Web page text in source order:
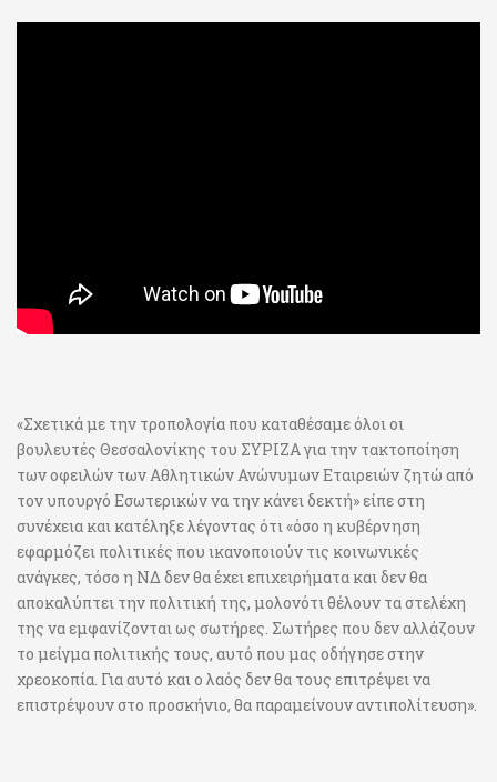
«Σχετικά με την τροπολογία που καταθέσαμε όλοι οι
βουλευτές Θεσσαλονίκης του ΣΥΡΙΖΑ για την τακτοποίηση
των οφειλών των Αθλητικών Ανώνυμων Εταιρειών ζητώ από
τον υπουργό Εσωτερικών να την κάνει δεκτή» είπε στη
συνέχεια και κατέληξε λέγοντας ότι «όσο η κυβέρνηση
εφαρμόζει πολιτικές που ικανοποιούν τις κοινωνικές
ανάγκες, τόσο η ΝΔ δεν θα έχει επιχειρήματα και δεν θα
αποκαλύπτει την πολιτική της, μολονότι θέλουν τα στελέχη
της να εμφανίζονται ως σωτήρες. Σωτήρες που δεν αλλάζουν
το μείγμα πολιτικής τους, αυτό που μας οδήγησε στην
χρεοκοπία. Για αυτό και ο λαός δεν θα τους επιτρέψει να
επιστρέψουν στο προσκήνιο, θα παραμείνουν αντιπολίτευση».